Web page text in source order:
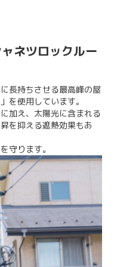
ネツロックルー
長持ちさせる最高峰の屋
を使用しています。
加え、太陽光に含まれる
を抑える遮熱効果もあ
守ります。